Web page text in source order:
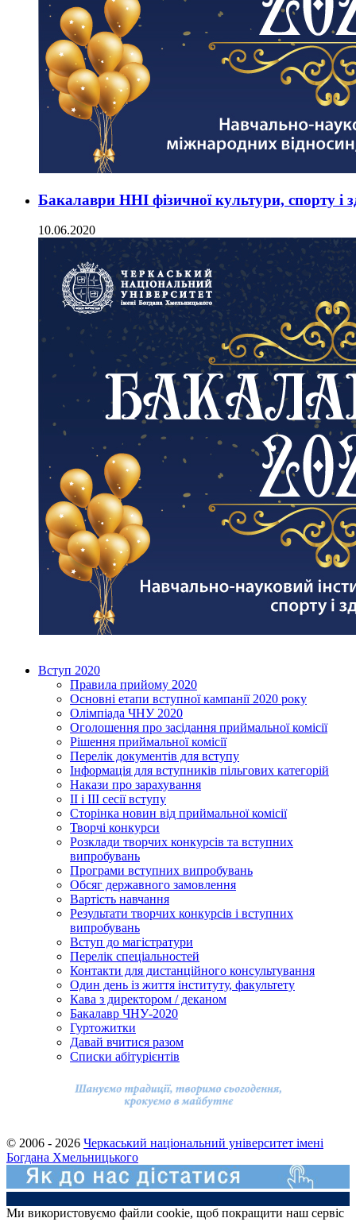
Бакалаври ННІ фізичної культури, спорту і
10.06.2020
Вступ 2020
Правила прийому 2020
Основні етапи вступної кампанії 2020 року
Олімпіада ЧНУ 2020
Оголошення про засідання приймальної комісії
Рішення приймальної комісії
Перелік документів для вступу
Інформація для вступників пільгових категорій
Накази про зарахування
ІІ і ІІІ сесії вступу
Сторінка новин від приймальної комісії
Творчі конкурси
Розклади творчих конкурсів та вступних
випробувань
Програми вступних випробувань
Обсяг державного замовлення
Вартість навчання
Результати творчих конкурсів і вступних
випробувань
Вступ до магістратури
Перелік спеціальностей
Контакти для дистанційного консультування
Один день із життя інституту, факультету
Кава з директором / деканом
Бакалавр ЧНУ-2020
Гуртожитки
Давай вчитися разом
Cписки абітурієнтів
© 2006 - 2026 Черкаський національний університет імені
Богдана Хмельницького
Ми використовуємо файли cookie, щоб покращити наш сервіс